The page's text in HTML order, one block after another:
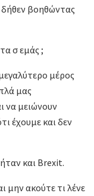
δήθεν βοηθώντας
σ εμάς ;
μέρος
μας
να μειώνουν
έχουμε και δεν
και Brexit.
μην ακούτε τι λένε